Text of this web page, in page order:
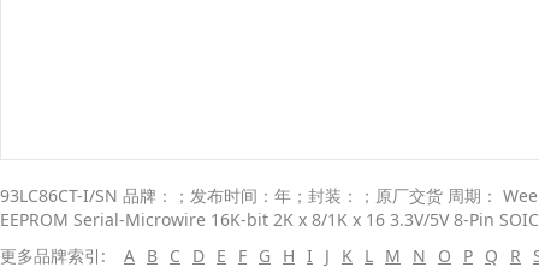
93LC86CT-I/SN 品牌：；发布时间：年；封装：；原厂交货 周期：
EEPROM Serial-Microwire 16K-bit 2K x 8/1K x 16 3.3V/5V 8-Pin
更多品牌索引:
A B C D E F G H I J K L M N O P Q R